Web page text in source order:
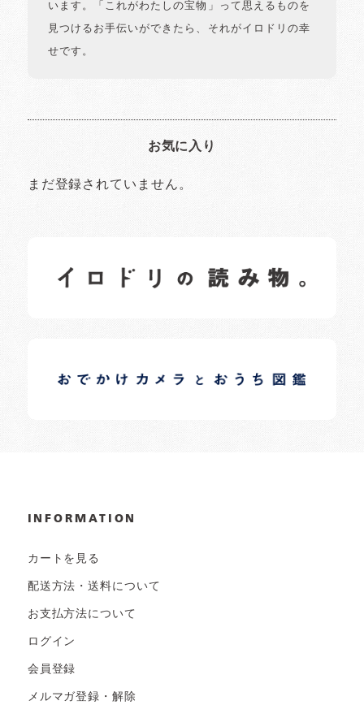
います。「これがわたしの宝物」って思えるものを
見つけるお手伝いができたら、それがイロドリの幸
せです。
お気に入り
まだ登録されていません。
日常の様子など随時更新中です。
日常の様子など随時更新中です。
INFORMATION
カートを見る
配送方法・送料について
お支払方法について
ログイン
会員登録
メルマガ登録・解除